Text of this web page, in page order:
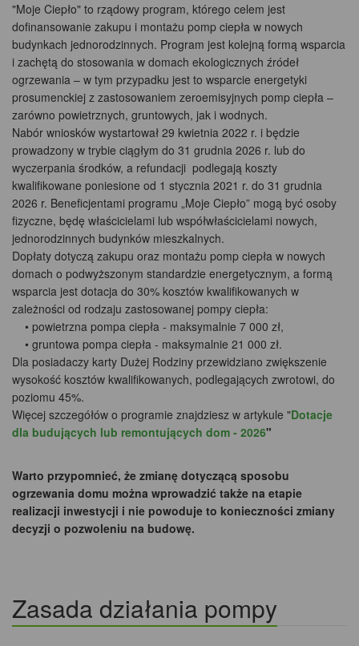
"Moje Ciepło" to rządowy program, którego celem jest
dofinansowanie zakupu i montażu pomp ciepła w nowych
budynkach jednorodzinnych. Program jest kolejną formą wsparcia
i zachętą do stosowania w domach ekologicznych źródeł
ogrzewania – w tym przypadku jest to wsparcie energetyki
prosumenckiej z zastosowaniem zeroemisyjnych pomp ciepła –
zarówno powietrznych, gruntowych, jak i wodnych.
Nabór wniosków wystartował 29 kwietnia 2022 r. i będzie
prowadzony w trybie ciągłym do 31 grudnia 2026 r. lub do
wyczerpania środków, a refundacji podlegają koszty
kwalifikowane poniesione od 1 stycznia 2021 r. do 31 grudnia
2026 r. Beneficjentami programu „Moje Ciepło” mogą być osoby
fizyczne, będę właścicielami lub współwłaścicielami nowych,
jednorodzinnych budynków mieszkalnych.
Dopłaty dotyczą zakupu oraz montażu pomp ciepła w nowych
domach o podwyższonym standardzie energetycznym, a formą
wsparcia jest dotacja do 30% kosztów kwalifikowanych w
zależności od rodzaju zastosowanej pompy ciepła:
• powietrzna pompa ciepła - maksymalnie 7 000 zł,
• gruntowa pompa ciepła - maksymalnie 21 000 zł.
Dla posiadaczy karty Dużej Rodziny przewidziano zwiększenie
wysokość kosztów kwalifikowanych, podlegających zwrotowi, do
poziomu 45%.
Więcej szczegółów o programie znajdziesz w artykule "Dotacje
dla budujących lub remontujących dom - 2026"
Warto przypomnieć, że zmianę dotyczącą sposobu
ogrzewania domu można wprowadzić także na etapie
realizacji inwestycji i nie powoduje to konieczności zmiany
decyzji o pozwoleniu na budowę.
Zasada działania pompy